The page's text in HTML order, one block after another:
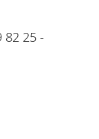
82 25 -